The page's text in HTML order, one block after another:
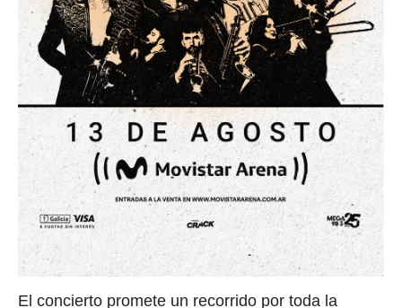
El concierto promete un recorrido por toda la